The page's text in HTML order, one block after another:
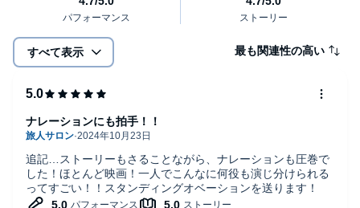
すべて表示 最も関連性の高い
追記…ストーリーもさることながら、ナレーションも圧巻で
した！ほとんど映画！一人でこんなに何役も演じ分けられる
ってすごい！！スタンディングオベーションを送ります！
ナレーションにも拍手！！